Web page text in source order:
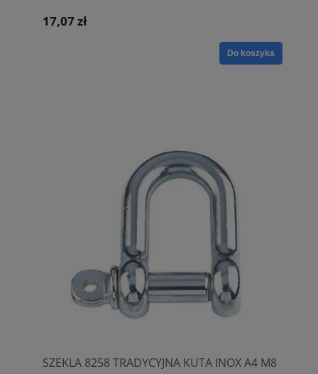
17,07 zł
Do koszyka
SZEKLA 8258 TRADYCYJNA KUTA INOX A4 M8